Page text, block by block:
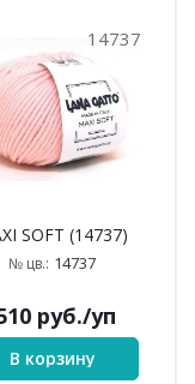
14737
SOFT (14737)
№ цв.: 14737
руб./уп
В корзину